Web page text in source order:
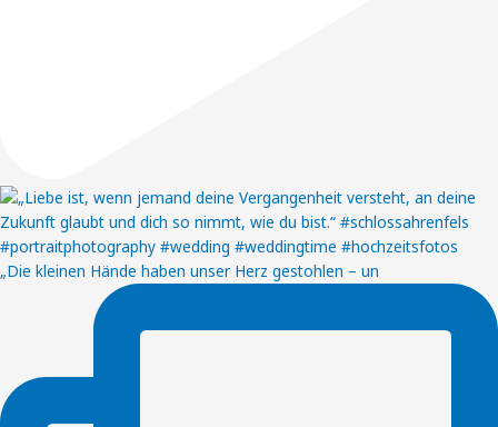
„Die kleinen Hände haben unser Herz gestohlen – un